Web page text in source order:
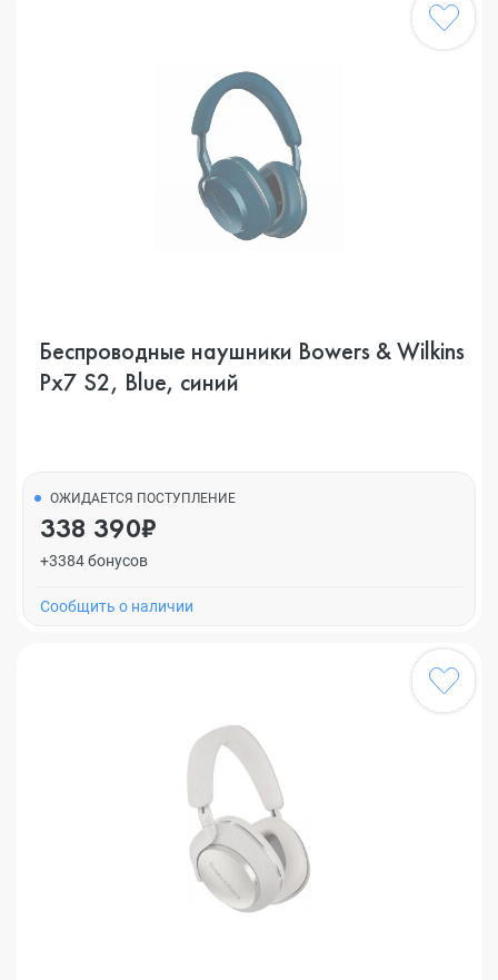
Беспроводные наушники Bowers & Wilkins
Px7 S2, Blue, синий
ОЖИДАЕТСЯ ПОСТУПЛЕНИЕ
338 390₽
+3384 бонусов
Cообщить о наличии